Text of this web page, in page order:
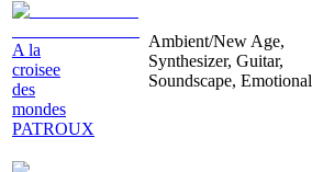
A la
croisee
des
mondes
PATROUX
Ambient/New Age,
Synthesizer, Guitar,
Soundscape, Emotional